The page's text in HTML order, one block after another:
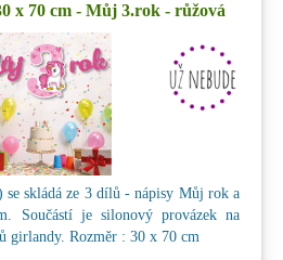
x 70 cm - Můj 3.rok - růžová
se skládá ze 3 dílů - nápisy Můj rok a
Součástí je silonový provázek na
girlandy. Rozměr : 30 x 70 cm